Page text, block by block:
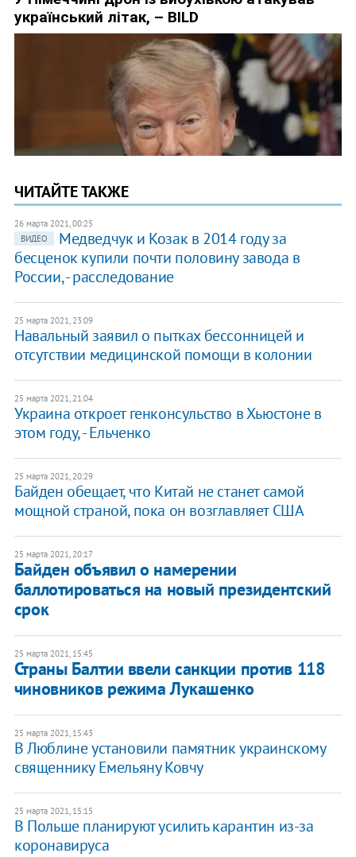
ЧИТАЙТЕ ТАКЖЕ
26 марта 2021, 00:25
ВИДЕО
Медведчук и Козак в 2014 году за
бесценок купили почти половину завода в
России, - расследование
25 марта 2021, 23:09
Навальный заявил о пытках бессонницей и
отсутствии медицинской помощи в колонии
25 марта 2021, 21:04
Украина откроет генконсульство в Хьюстоне в
этом году, - Ельченко
25 марта 2021, 20:29
Байден обещает, что Китай не станет самой
мощной страной, пока он возглавляет США
25 марта 2021, 20:17
Байден объявил о намерении
баллотироваться на новый президентский
срок
25 марта 2021, 15:45
Страны Балтии ввели санкции против 118
чиновников режима Лукашенко
25 марта 2021, 15:43
В Люблине установили памятник украинскому
священнику Емельяну Ковчу
25 марта 2021, 15:15
В Польше планируют усилить карантин из-за
коронавируса